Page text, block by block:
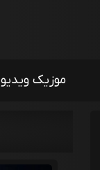
موزیک ویدیو